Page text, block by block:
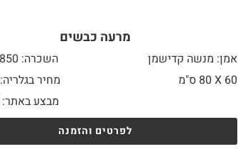
מרעה כבשים
אמן: מנשה קדישמן
השכרה: 850 ₪ לחודש
60 X
מחיר בגלריה: 17000 ₪
מבצע באתר:
לפרטים והזמנה